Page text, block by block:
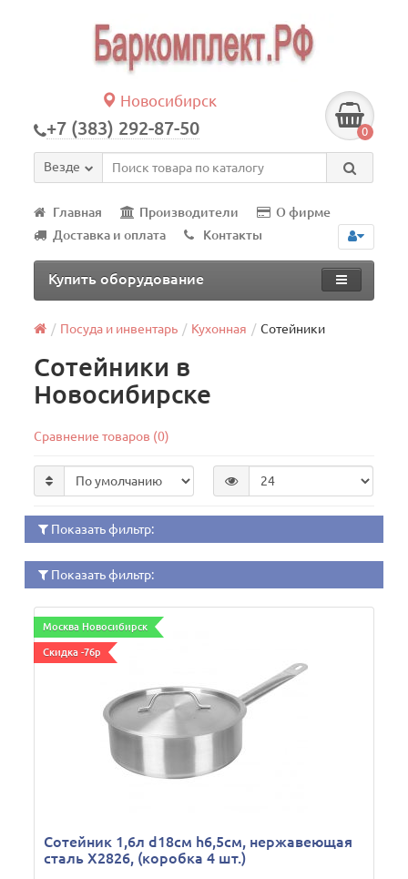
Новосибирск
+7 (383) 292-87-50 0
Везде
Главная Производители
О фирме
Доставка и оплата
Контакты
Купить оборудование
Посуда и инвентарь Кухонная Сотейники
Сотейники в
Новосибирске
Сравнение товаров (0)
Показать фильтр:
Показать фильтр:
Москва Новосибирск
Скидка -76р
Сотейник 1,6л d18см h6,5см, нержавеющая
сталь X2826, (коробка 4 шт.)